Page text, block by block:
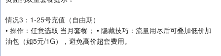
情况3：1-25号充值（自由期）
• 操作：任意选取 当月套餐； • 隐藏技巧：流量用尽后可叠加低价加
油包（如5元/1G），避免高价超套费用。